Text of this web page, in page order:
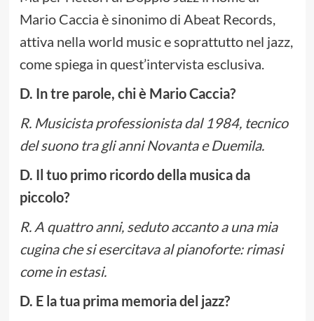
Mario Caccia è sinonimo di Abeat Records,
attiva nella world music e soprattutto nel jazz,
come spiega in quest’intervista esclusiva.
D. In tre parole, chi è Mario Caccia?
R. Musicista professionista dal 1984, tecnico
del suono tra gli anni Novanta e Duemila.
D. Il tuo primo ricordo della musica da
piccolo?
R. A quattro anni, seduto accanto a una mia
cugina che si esercitava al pianoforte: rimasi
come in estasi.
D. E la tua prima memoria del jazz?